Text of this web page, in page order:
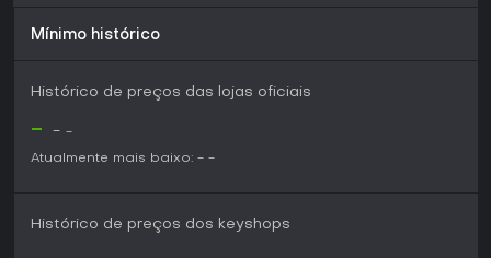
Mínimo histórico
Histórico de preços das lojas oficiais
- - -
Atualmente mais baixo: - -
Histórico de preços dos keyshops